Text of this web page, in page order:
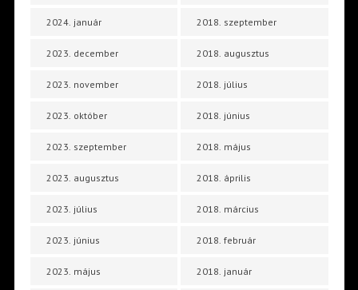
2024. január
2023. december
2023. november
2023. október
2023. szeptember
2023. augusztus
2023. július
2023. június
2023. május
2018. szeptember
2018. augusztus
2018. július
2018. június
2018. május
2018. április
2018. március
2018. február
2018. január